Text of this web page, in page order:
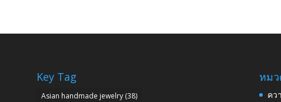
Key Tag
Asian handmade jewelry(38)
หม
คว